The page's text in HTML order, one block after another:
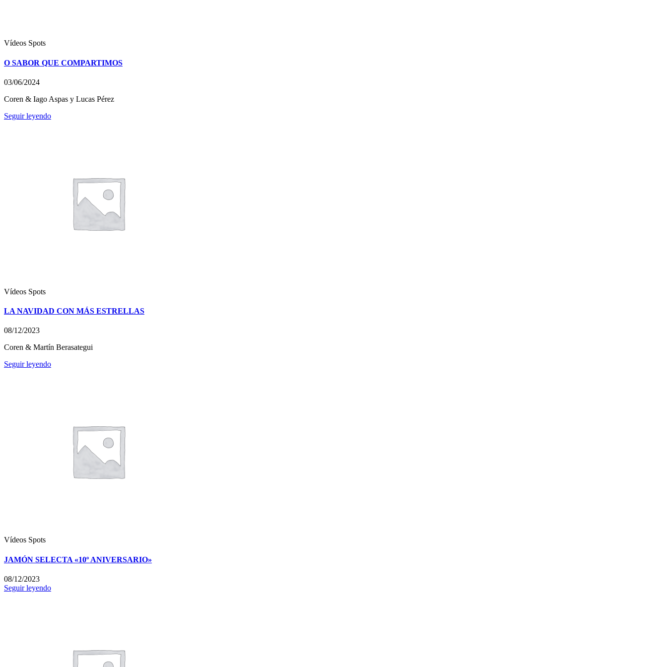
Vídeos Spots
O SABOR QUE COMPARTIMOS
03/06/2024
Coren & Iago Aspas y Lucas Pérez
Seguir leyendo
Vídeos Spots
LA NAVIDAD CON MÁS ESTRELLAS
08/12/2023
Coren & Martín Berasategui
Seguir leyendo
Vídeos Spots
JAMÓN SELECTA «10º ANIVERSARIO»
08/12/2023
Seguir leyendo